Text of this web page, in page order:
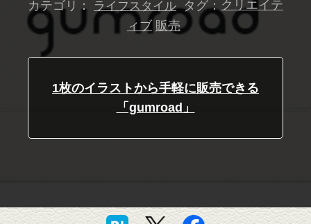
カテゴリ： ライフスタイル タグ： クリエイテ
ィブ 販売
1枚のイラストから手軽に販売できる
「gumroad」